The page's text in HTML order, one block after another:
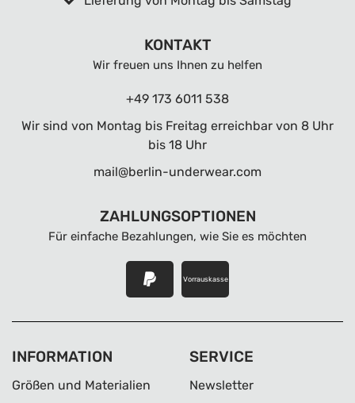
KONTAKT
Wir freuen uns Ihnen zu helfen
+49 173 6011 538
Wir sind von Montag bis Freitag erreichbar von 8 Uhr
bis 18 Uhr
mail@berlin-underwear.com
ZAHLUNGSOPTIONEN
Für einfache Bezahlungen, wie Sie es möchten
Vorrauskasse
INFORMATION
Größen und Materialien
SERVICE
Newsletter